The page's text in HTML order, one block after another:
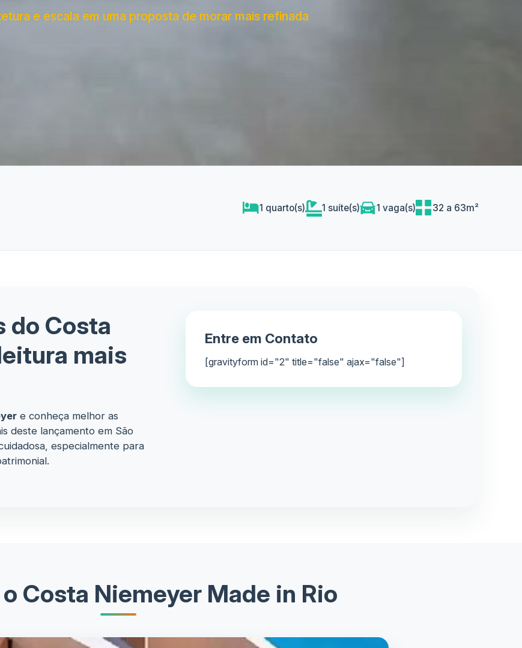
e escala em uma proposta de morar mais refinada
1 quarto(s) 1 suíte(s) 1 vaga(s) 32 a 63m²
do Costa
mais
e conheça melhor as
deste lançamento em São
especialmente para
Entre em Contato
[gravityform id="2" title="false" ajax="false"]
Costa Niemeyer Made in Rio